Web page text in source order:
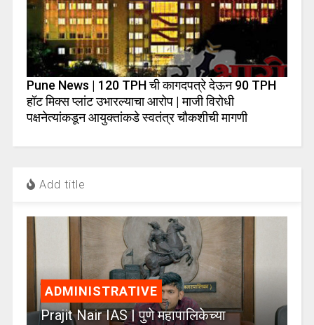
Pune News | 120 TPH ची कागदपत्रे देऊन 90 TPH
हॉट मिक्स प्लांट उभारल्याचा आरोप | माजी विरोधी
पक्षनेत्यांकडून आयुक्तांकडे स्वतंत्र चौकशीची मागणी
Add title
ADMINISTRATIVE
Prajit Nair IAS | पुणे महापालिकेच्या